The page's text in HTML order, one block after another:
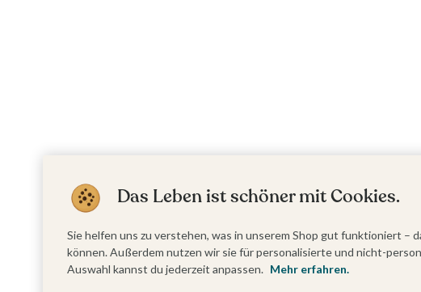
Das Leben ist schöner mit Cookies.
Sie helfen uns zu verstehen, was in unserem Shop gut funktioniert –
können. Außerdem nutzen wir sie für personalisierte und nicht-
Auswahl kannst du jederzeit anpassen. Mehr erfahren.